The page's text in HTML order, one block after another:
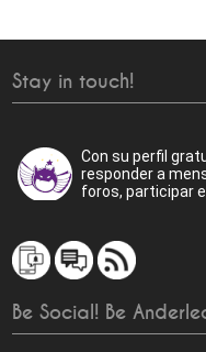
Stay in touch!
Con su perfil
responder a
foros, participar
Be Social! Be